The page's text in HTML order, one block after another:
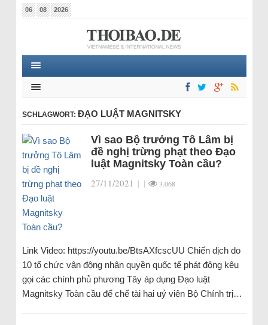
06 08 2026
SCHLAGWORT: ĐẠO LUẬT MAGNITSKY
Vì sao Bộ trưởng Tô Lâm bị
đề nghị trừng phạt theo Đạo
luật Magnitsky Toàn cầu?
27/11/2021 | | 3.068
Link Video: https://youtu.be/BtsAXfcscUU Chiến dịch do
10 tổ chức vận động nhân quyền quốc tế phát động kêu
gọi các chính phủ phương Tây áp dụng Đạo luật
Magnitsky Toàn cầu để chế tài hai uỷ viên Bộ Chính trị…